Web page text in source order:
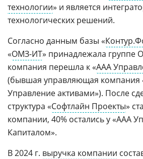
технологии» и является
технологических решений.
Согласно данным базы «
«ОМЗ-ИТ» принадлежала группе
компания перешла к «ААА
(бывшая управляющая компания
Управление активами»). После
структура «Софтлайн Проекты»
компании, 40% остались у «ААА
Капиталом».
В 2024 г. выручка компании